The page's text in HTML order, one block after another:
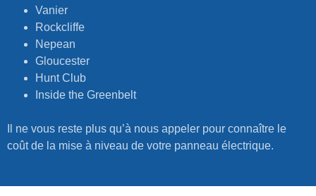
Vanier
Rockcliffe
Nepean
Gloucester
Hunt Club
Inside the Greenbelt
Il ne vous reste plus qu’à nous appeler pour connaître le
coût de la mise à niveau de votre panneau électrique.